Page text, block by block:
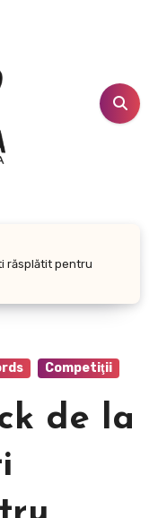
răsplătit pentru
Competiţii
de la